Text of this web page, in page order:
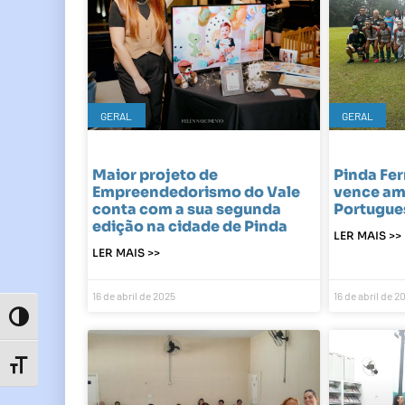
Toggle High Contrast
Toggle Font size
GERAL
Maior projeto de
Empreendedorismo do Vale
conta com a sua segunda
edição na cidade de Pinda
LER MAIS >>
16 de abril de 2025
GERAL
Pinda
vence
LER MAIS >>
16 de abril de